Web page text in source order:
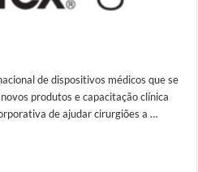
de dispositivos médicos que se
produtos e capacitação clínica
de ajudar cirurgiões a …